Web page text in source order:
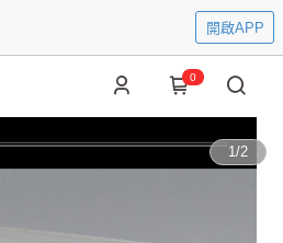
開啟APP
0
1/2